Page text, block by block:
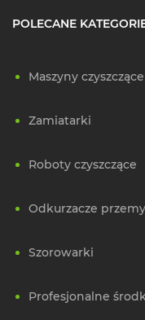
POLECANE
Maszyny czyszczące
Zamiatarki
Roboty czyszczące
Odkurzacze
Szorowarki
Profesjonalne